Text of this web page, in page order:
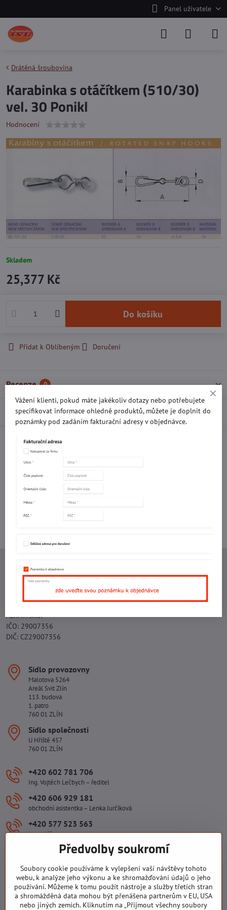
Panel uživatele
Drátěná šroubovina
Karabinka s otáčítkem (510/30)
vel. 30 Ponikl
Hodnocení
Skladem
25,377 Kč
Do košíku
Přidat k Oblíbeným Doručení
Recenze 0
Diskuse 0
FacebookTwitter
Potřebujete poradit s objednávkou?
Kontaktujte nás:
+420 577 523 563
Ing. Vojtěch Lečbych - IVL
DIČ: CZ5602130809
ALRIVA s.r.o.
IČO: 29007356
DIČ: CZ29007356
Sídlo provozovny
Malotova 5264
Areál Svit Zlín
113. budova
1. patro
760 01 ZLÍN
Sídlo společnosti
U Hřiště 457
760 01 ZLÍN
+420 602 781 706
Ing. Vojtěch Lečbych – ředitel
+420 606 929 181
obchodní asistentka – Lenka Jurčíková
+420 577 523 563
kancelář
ivlecbych​@seznam​.cz
Důležité odkazy
Předvolby soukromí
Soubory cookie používáme k vylepšení vaší návštěvy tohoto
webu, k analýze jeho výkonu a ke shromažďování údajů o jeho
používání. Můžeme k tomu použít nástroje a služby třetích stran
a shromážděná data mohou být přenášena partnerům v EU, USA
nebo jiných zemích. Kliknutím na „Přijmout všechny soubory
Vážení klienti, pokud máte jakékoliv dotazy nebo potřebujete
specifikovat informace ohledně produktů, můžete je doplnit do
poznámky pod zadáním fakturační adresy v objednávce.